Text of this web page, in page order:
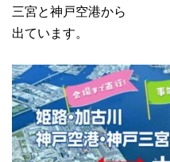
三宮と神戸空港から
出ています。